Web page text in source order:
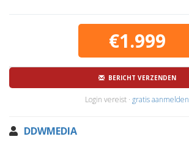
€1.999
BERICHT VERZENDEN
Login vereist · gratis aanmelden
DDWMEDIA